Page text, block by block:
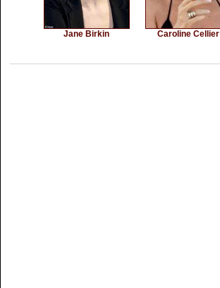
Jane Birkin Caroline Cellier